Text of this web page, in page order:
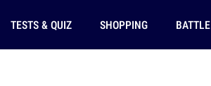
TESTS & QUIZ SHOPPING BATTLE